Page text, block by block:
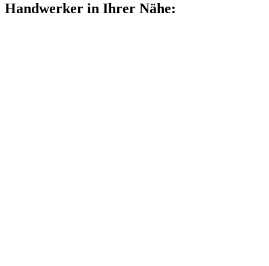
Handwerker in Ihrer Nähe: